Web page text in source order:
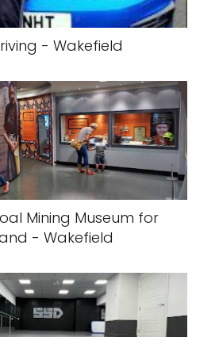
- Wakefield
Mining Museum for
- Wakefield